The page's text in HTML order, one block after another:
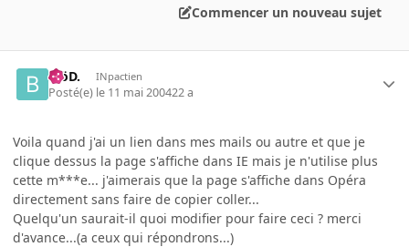
Commencer un nouveau sujet
.BöD. INpactien
Posté(e) le 11 mai 200422 a
Voila quand j'ai un lien dans mes mails ou autre et que je
clique dessus la page s'affiche dans IE mais je n'utilise plus
cette m***e... j'aimerais que la page s'affiche dans Opéra
directement sans faire de copier coller...
Quelqu'un saurait-il quoi modifier pour faire ceci ? merci
d'avance...(a ceux qui répondrons...)